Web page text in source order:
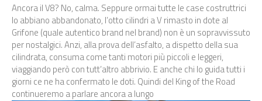
Ancora il V8? No, calma. Seppure ormai tutte le case costruttrici
lo abbiano abbandonato, l’otto cilindri a V rimasto in dote al
Grifone (quale autentico brand nel brand) non è un sopravvissuto
per nostalgici. Anzi, alla prova dell’asfalto, a dispetto della sua
cilindrata, consuma come tanti motori più piccoli e leggeri,
viaggiando però con tutt’altro abbrivio. E anche chi lo guida tutti i
giorni ce ne ha confermato le doti. Quindi del King of the Road
continueremo a parlare ancora a lungo